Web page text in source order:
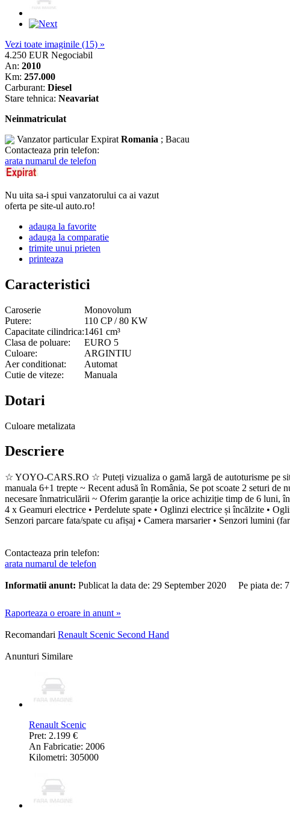
Vezi toate imaginile (15) »
4.250 EUR Negociabil
An: 2010
Km: 257.000
Carburant: Diesel
Stare tehnica: Neavariat
Neinmatriculat
Vanzator particularExpirat Romania ; Bacau
Contacteaza prin telefon:
arata numarul de telefon
Nu uita sa-i spui vanzatorului ca ai vazut
oferta pe site-ul auto.ro!
adauga la favorite
adauga la comparatie
trimite unui prieten
printeaza
Caracteristici
Caroserie
Monovolum
Putere:
110 CP / 80 KW
Capacitate cilindrica:1461 cm³
Clasa de poluare:
EURO 5
Culoare:
ARGINTIU
Aer conditionat:
Automat
Cutie de viteze:
Manuala
Dotari
Culoare metalizata
Descriere
☆ YOYO-CARS.RO ☆ Puteți vizualiza o gamă largă de autoturisme pe
manuala 6+1 trepte ~ Recent adusă în România, Se pot scoate 2 seturi
necesare înmatriculării ~ Oferim garanție la orice achiziție timp de 6 luni,
4 x Geamuri electrice • Perdelute spate • Oglinzi electrice și încălzite •
Senzori parcare fata/spate cu afișaj • Camera marsarier • Senzori lumini
Contacteaza prin telefon:
arata numarul de telefon
Informatii anunt: Publicat la data de: 29 September 2020 Pe piata
Raporteaza o eroare in anunt »
Recomandari Renault Scenic Second Hand
Anunturi Similare
Renault Scenic
Pret: 2.199 €
An Fabricatie: 2006
Kilometri: 305000